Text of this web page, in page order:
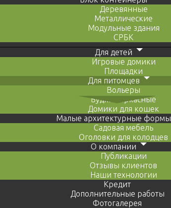
Деревянные
Металлические
Модульные здания
СРБК
Для детей
Игровые домики
Площадки
Для питомцев
Вольеры
Будки каркасные
Домики для кошек
Малые архитектурные формы
Садовая мебель
Оголовки для колодцев
О компании
Публикации
Отзывы клиентов
Наши технологии
Кредит
Дополнительные работы
Фотогалерея